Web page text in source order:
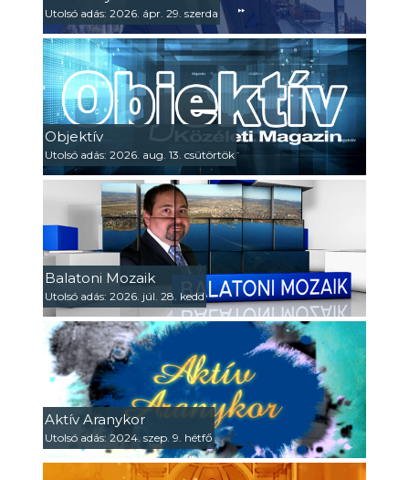
Utolsó adás: 2026. ápr. 29. szerda
Objektív
Utolsó adás: 2026. aug. 13. csütörtök
Balatoni Mozaik
Utolsó adás: 2026. júl. 28. kedd
Aktív Aranykor
Utolsó adás: 2024. szep. 9. hétfő